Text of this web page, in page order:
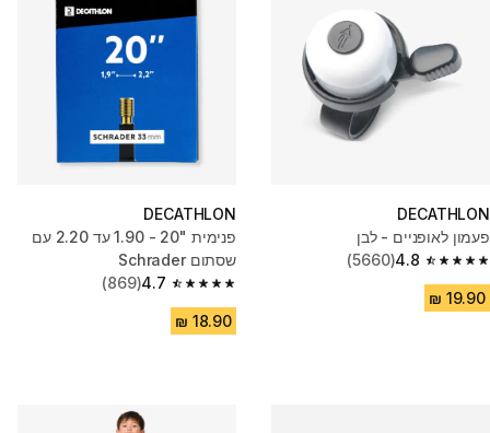
DECATHLON
פעמון לאופניים - לבן
4.8
4.8 out of 5 stars from 5660 reviews
(5660)
DECATHLON
פנימית "20 - 1.90 עד 2.20 עם
שסתום Schrader
4.7
4.7 out of 5 stars from 869 reviews
(869)